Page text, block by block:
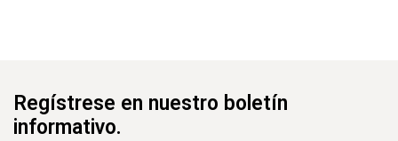
Regístrese en nuestro boletín
informativo.